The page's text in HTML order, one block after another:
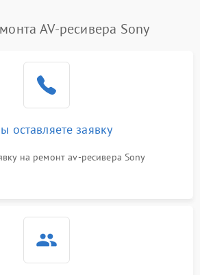
AV-ресивера Sony
оставляете заявку
на ремонт av-ресивера Sony